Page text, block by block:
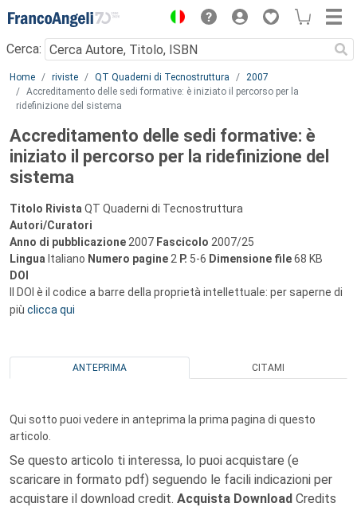
Menu
Cerca:
Main content
Home riviste QT Quaderni di Tecnostruttura
2007
Accreditamento delle sedi formative: è iniziato il percorso per la
ridefinizione del sistema
Accreditamento delle sedi formative: è
iniziato il percorso per la ridefinizione del
sistema
Titolo Rivista QT Quaderni di Tecnostruttura
Autori/Curatori
Anno di pubblicazione 2007 Fascicolo 2007/25
Lingua Italiano Numero pagine 2 P. 5-6 Dimensione file68 KB
DOI
Il DOI è il codice a barre della proprietà intellettuale: per saperne di
più clicca qui
ANTEPRIMA CITAMI
Qui sotto puoi vedere in anteprima la prima pagina di questo
articolo.
Se questo articolo ti interessa, lo puoi acquistare (e
scaricare in formato pdf) seguendo le facili indicazioni per
acquistare il download credit. Acquista Download Credits